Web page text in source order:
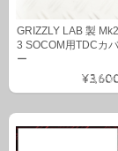
GRIZZLY LAB 製 Mk2
3 SOCOM用TDCカバ
ー